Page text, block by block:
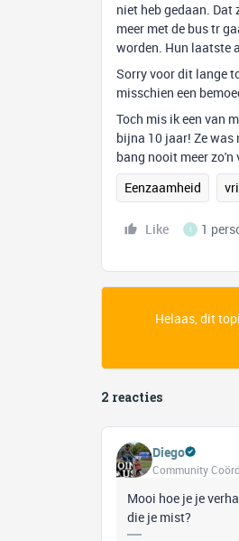
niet heb gedaan.
meer met de bus tr
worden. Hun laatste
Sorry voor dit lange
misschien een
Toch mis ik een van
bijna 10 jaar! Ze
bang nooit meer
Eenzaamheid
Like I 1
Helaas, dit
2 reacties
Diego
Community
Mooi hoe je je
die je mist?